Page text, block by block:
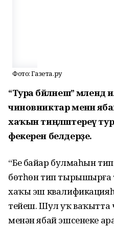
Фото: Газета.ру
“Тура бәйләнеш”
чиновниктар менән
хаҡын тиңләштереү
фекерен белдерҙе.
“Беҙ байҙар булмаһын
бөтһөн тип тырышырға
хаҡы эш
тейеш. Шул уҡ ваҡытта
менән ябай эшсенеке